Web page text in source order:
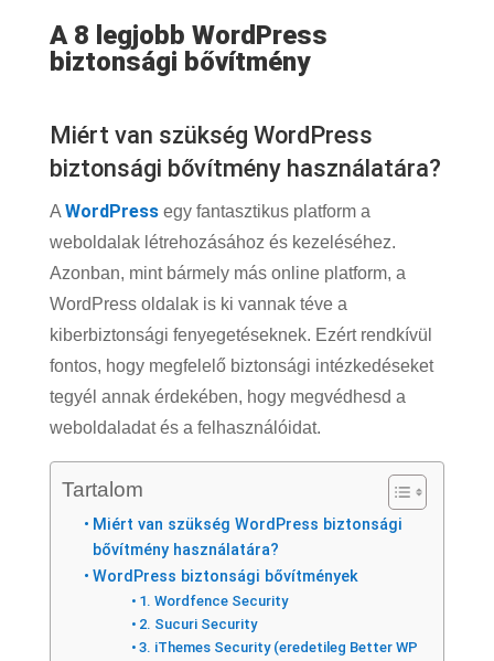
A 8 legjobb WordPress
biztonsági bővítmény
Miért van szükség WordPress
biztonsági bővítmény használatára?
A WordPressegy fantasztikus platform a
weboldalak létrehozásához és kezeléséhez.
Azonban, mint bármely más online platform, a
WordPress oldalak is ki vannak téve a
kiberbiztonsági fenyegetéseknek. Ezért rendkívül
fontos, hogy megfelelő biztonsági intézkedéseket
tegyél annak érdekében, hogy megvédhesd a
weboldaladat és a felhasználóidat.
Tartalom
Miért van szükség WordPress biztonsági
bővítmény használatára?
WordPress biztonsági bővítmények
1. Wordfence Security
2. Sucuri Security
3. iThemes Security (eredetileg Better WP